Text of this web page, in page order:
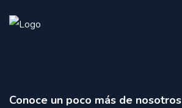
Conoce un poco más de nosotros